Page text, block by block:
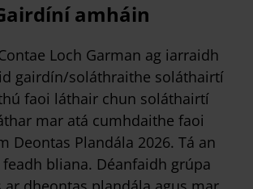
amháin
Loch Garman ag iarraidh
gairdín/soláthraithe soláthairtí
faoi láthair chun soláthairtí
mar atá cumhdaithe faoi
Deontas Plandála 2026. Tá an
bliana. Déanfaidh grúpa